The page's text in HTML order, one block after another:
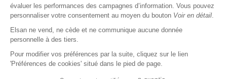
évaluer les performances des campagnes d’information. Vous pouvez
personnaliser votre consentement au moyen du bouton Voir en détail
Elsan ne vend, ne cède et ne communique aucune donnée
personnelle à des tiers.
Pour modifier vos préférences par la suite, cliquez sur le lien
'Préférences de cookies' situé dans le pied de page.
Devenir fournisseur
© Copyright 2026 Elsan
Mentions Légales-Données personnelles
Agence digitale : VOID